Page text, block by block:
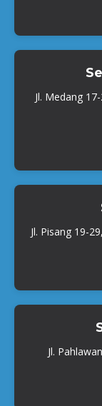
Jl. Medang
Jl. Pisang 19-
Jl.